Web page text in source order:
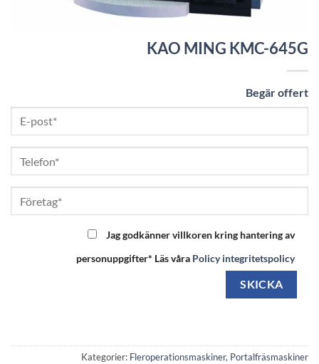
KAO MING KMC-645G
Begär offert
Jag godkänner villkoren kring hantering av
personuppgifter* Läs våra Policy integritetspolicy
Kategorier: Fleroperationsmaskiner, Portalfräsmaskiner